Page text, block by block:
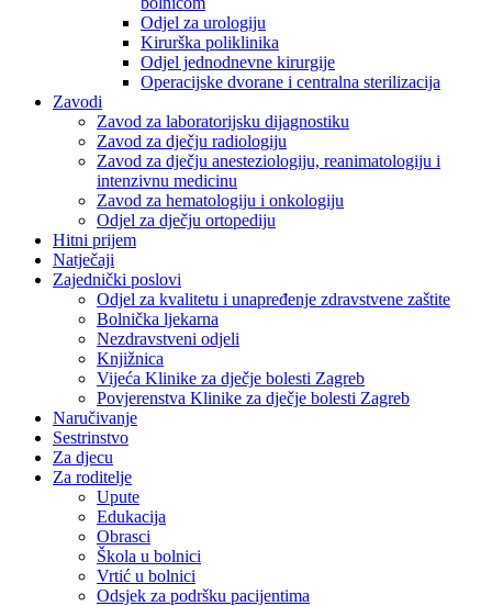
Odjel za urologiju
Kirurška poliklinika
Odjel jednodnevne kirurgije
Operacijske dvorane i centralna sterilizacija
Zavodi
Zavod za laboratorijsku dijagnostiku
Zavod za dječju radiologiju
Zavod za dječju anesteziologiju, reanimatologiju i
intenzivnu medicinu
Zavod za hematologiju i onkologiju
Odjel za dječju ortopediju
Hitni prijem
Natječaji
Zajednički poslovi
Odjel za kvalitetu i unapređenje zdravstvene zaštite
Bolnička ljekarna
Nezdravstveni odjeli
Knjižnica
Vijeća Klinike za dječje bolesti Zagreb
Povjerenstva Klinike za dječje bolesti Zagreb
Naručivanje
Sestrinstvo
Za djecu
Za roditelje
Upute
Edukacija
Obrasci
Škola u bolnici
Vrtić u bolnici
Odsjek za podršku pacijentima